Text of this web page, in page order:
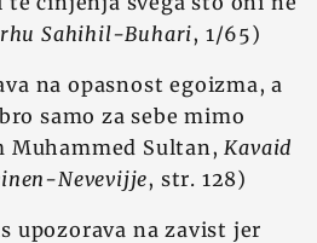
Sahihil-Buhari, 1/65)
na opasnost egoizma, a
samo za sebe mimo
Muhammed Sultan,Kavaid
Nevevijje, str. 128)
upozorava na zavist jer